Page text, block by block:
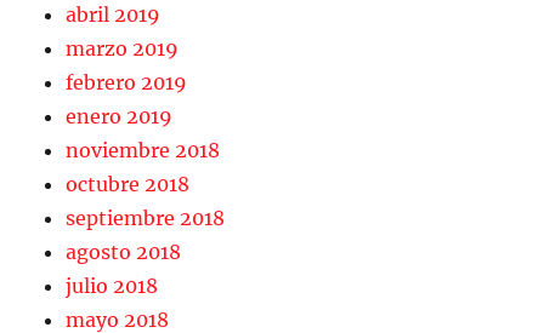
abril 2019
marzo 2019
febrero 2019
enero 2019
noviembre 2018
octubre 2018
septiembre 2018
agosto 2018
julio 2018
mayo 2018